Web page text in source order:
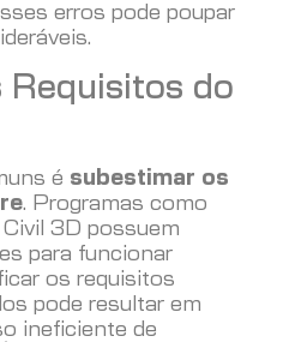
erros pode poupar
Requisitos do
é subestimar os
. Programas como
3D possuem
para funcionar
os requisitos
pode resultar em
ineficiente de